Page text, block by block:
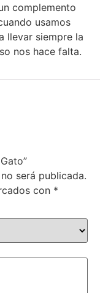
complemento
usamos
llevar siempre la
nos hace falta.
será publicada.
con *